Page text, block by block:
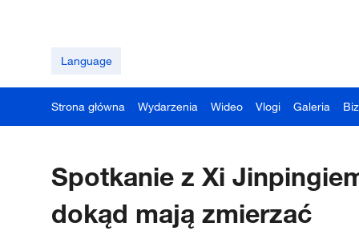
Language
Strona główna Wydarzenia Wideo Vlogi Galeria
Spotkanie z Xi
dokąd mają zmierzać